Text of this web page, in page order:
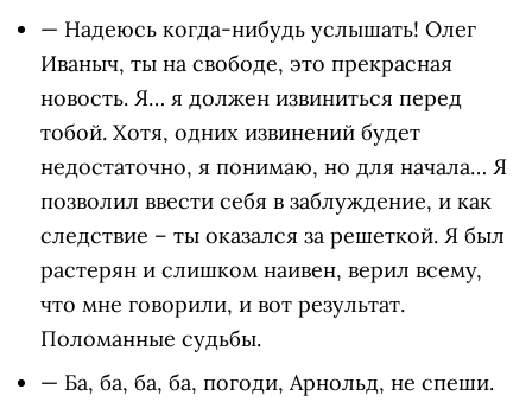
— Надеюсь когда-нибудь услышать! Олег
Иваныч, ты на свободе, это прекрасная
новость. Я… я должен извиниться перед
тобой. Хотя, одних извинений будет
недостаточно, я понимаю, но для начала… Я
позволил ввести себя в заблуждение, и как
следствие – ты оказался за решеткой. Я был
растерян и слишком наивен, верил всему,
что мне говорили, и вот результат.
Поломанные судьбы.
— Ба, ба, ба, ба, погоди, Арнольд, не спеши.